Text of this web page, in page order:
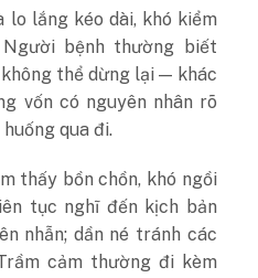
lo lắng kéo dài, khó kiểm
bệnh thường biết
thể dừng lại — khác
vốn có nguyên nhân rõ
qua đi.
thấy bồn chồn, khó ngồi
tục nghĩ đến kịch bản
nhẫn; dần né tránh các
cảm thường đi kèm